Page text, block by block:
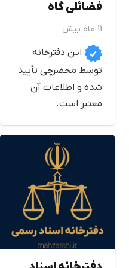
فضائلي گاه
11 ماه پیش
این دفترخانه
توسط محضرچی تأیید
شده و اطلاعات آن
معتبر است.